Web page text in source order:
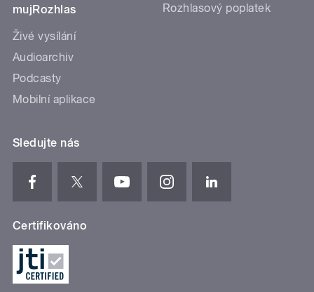
mujRozhlas
Živé vysílání
Audioarchiv
Podcasty
Mobilní aplikace
Rozhlasový poplatek
Sledujte nás
Certifikováno